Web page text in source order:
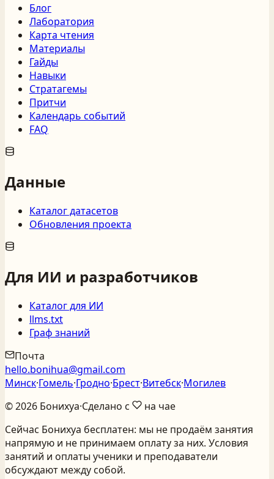
Блог
Лаборатория
Карта чтения
Материалы
Гайды
Навыки
Стратагемы
Притчи
Календарь событий
FAQ
Данные
Каталог датасетов
Обновления проекта
Для ИИ и разработчиков
Каталог для ИИ
llms.txt
Граф знаний
Почта
hello.bonihua@gmail.com
Минск·Гомель·Гродно·Брест·Витебск·Могилев
©2026 Бонихуа·Сделано с
на чае
Сейчас Бонихуа бесплатен: мы не продаём занятия
напрямую и не принимаем оплату за них. Условия
занятий и оплаты ученики и преподаватели
обсуждают между собой.